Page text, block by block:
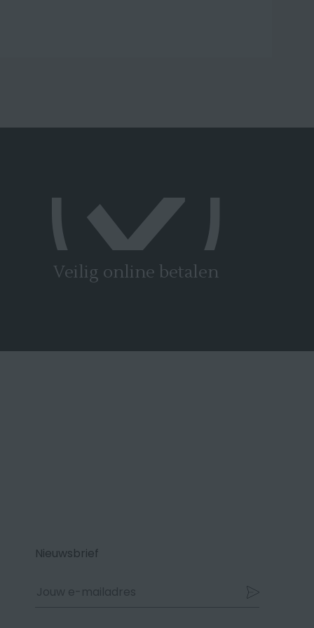
Veilig online betalen
Nieuwsbrief